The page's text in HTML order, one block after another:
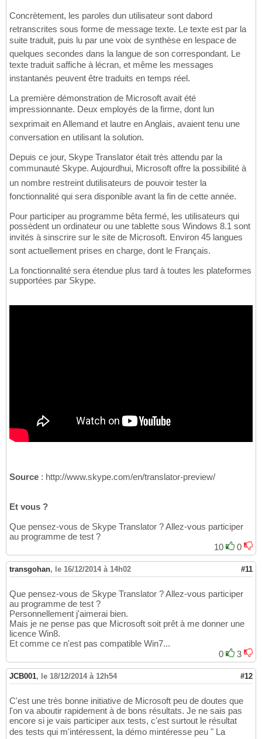
Concrètement, les paroles dun utilisateur sont dabord
retranscrites sous forme de message texte. Le texte est par la
suite traduit, puis lu par une voix de synthèse en lespace de
quelques secondes dans la langue de son correspondant. Le
texte traduit saffiche à lécran, et même les messages
instantanés peuvent être traduits en temps réel.
La première démonstration de Microsoft avait été
impressionnante. Deux employés de la firme, dont lun
sexprimait en Allemand et lautre en Anglais, avaient tenu une
conversation en utilisant la solution.
Depuis ce jour, Skype Translator était très attendu par la
communauté Skype. Aujourdhui, Microsoft offre la possibilité à
un nombre restreint dutilisateurs de pouvoir tester la
fonctionnalité qui sera disponible avant la fin de cette année.
Pour participer au programme bêta fermé, les utilisateurs qui
possèdent un ordinateur ou une tablette sous Windows 8.1 sont
invités à sinscrire sur le site de Microsoft. Environ 45 langues
sont actuellement prises en charge, dont le Français.
La fonctionnalité sera étendue plus tard à toutes les plateformes
supportées par Skype.
Source : http://www.skype.com/en/translator-preview/
Et vous ?
Que pensez-vous de Skype Translator ? Allez-vous participer
au programme de test ?
10
0
transgohan, le 16/12/2014 à 14h02 #11
Que pensez-vous de Skype Translator ? Allez-vous participer
au programme de test ?
Personnellement j'aimerai bien.
Mais je ne pense pas que Microsoft soit prêt à me donner une
licence Win8.
Et comme ce n'est pas compatible Win7...
0
3
JCB001, le 18/12/2014 à 12h54 #12
C'est une très bonne initiative de Microsoft peu de doutes que
l'on va aboutir rapidement à de bons résultats. Je ne sais pas
encore si je vais participer aux tests, c'est surtout le résultat
des tests qui m'intéressent, la démo mintéresse peu " La